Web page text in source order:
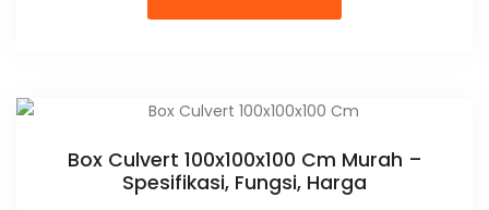
Box Culvert 100x100x100 Cm Murah –
Spesifikasi, Fungsi, Harga